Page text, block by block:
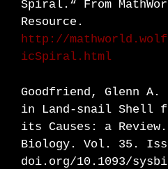
Spiral.“ From
Resource.
http://
icSpiral.html
Goodfriend, Glenn
in Land-snail Shell
its Causes: a
Biology. Vol. 35.
doi.org/10.1093/